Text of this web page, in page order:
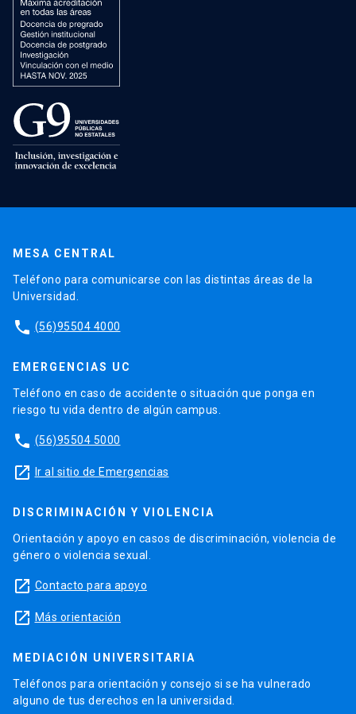
MESA CENTRAL
Teléfono para comunicarse con las distintas áreas de la
Universidad.
phone (56)95504 4000
EMERGENCIAS UC
Teléfono en caso de accidente o situación que ponga en
riesgo tu vida dentro de algún campus.
phone (56)95504 5000
launch Ir al sitio de Emergencias
DISCRIMINACIÓN Y VIOLENCIA
Orientación y apoyo en casos de discriminación, violencia de
género o violencia sexual.
launch Contacto para apoyo
launch Más orientación
MEDIACIÓN UNIVERSITARIA
Teléfonos para orientación y consejo si se ha vulnerado
alguno de tus derechos en la universidad.